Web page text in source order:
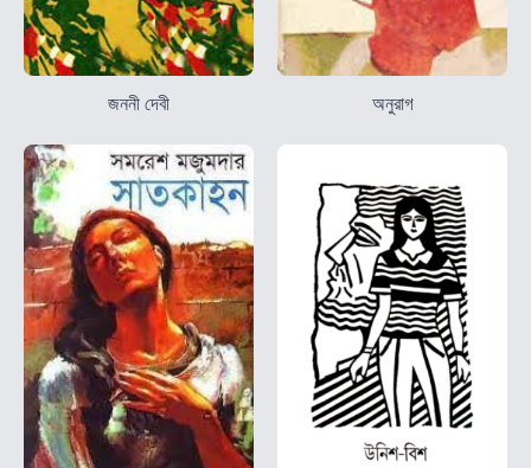
জননী দেবী অনুরাগ